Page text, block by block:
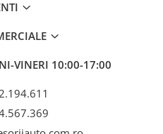
VINERI 10:00-17:00